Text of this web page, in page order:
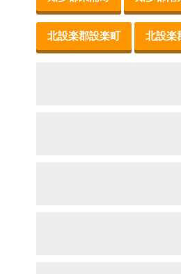
北設楽郡設楽町 北設楽